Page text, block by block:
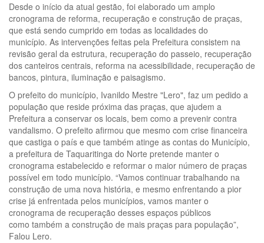
Desde o início da atual gestão, foi elaborado um amplo
cronograma de reforma, recuperação e construção de praças,
que está sendo cumprido em todas as localidades do
município. As intervenções feitas pela Prefeitura consistem na
revisão geral da estrutura, recuperação do passeio, recuperação
dos canteiros centrais, reforma na acessibilidade, recuperação de
bancos, pintura, iluminação e paisagismo.
O prefeito do município, Ivanildo Mestre "Lero", faz um pedido a
população que reside próxima das praças, que ajudem a
Prefeitura a conservar os locais, bem como a prevenir contra
vandalismo. O prefeito afirmou que mesmo com crise financeira
que castiga o país e que também atinge as contas do Município,
a prefeitura de Taquaritinga do Norte pretende manter o
cronograma estabelecido e reformar o maior número de praças
possível em todo município. “Vamos continuar trabalhando na
construção de uma nova história, e mesmo enfrentando a pior
crise já enfrentada pelos municípios, vamos manter o
cronograma de recuperação desses espaços públicos
como também a construção de mais praças para população”,
Falou Lero.